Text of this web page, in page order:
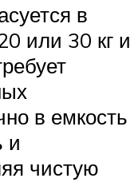
в
или 30 кг и
в емкость
и
чистую